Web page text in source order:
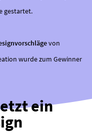
gestartet.
von
wurde zum Gewinner
ein